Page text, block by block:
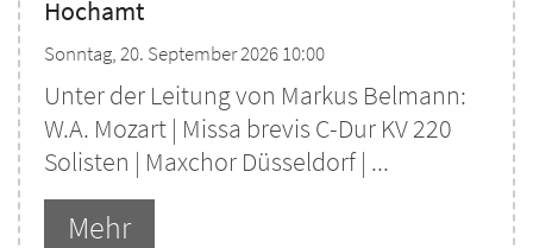
Hochamt
Sonntag, 20. September 2026 10:00
Unter der Leitung von Markus Belmann:
W.A. Mozart | Missa brevis C-Dur KV 220
Solisten | Maxchor Düsseldorf | ...
Mehr